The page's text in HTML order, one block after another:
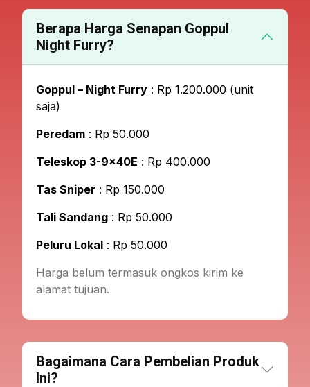
Berapa Harga Senapan Goppul
Night Furry?
Goppul – Night Furry : Rp 1.200.000 (unit
saja)
Peredam : Rp 50.000
Teleskop 3-9x40E : Rp 400.000
Tas Sniper : Rp 150.000
Tali Sandang : Rp 50.000
Peluru Lokal : Rp 50.000
Harga belum termasuk ongkos kirim ke
alamat tujuan.
Bagaimana Cara Pembelian Produk
Ini?